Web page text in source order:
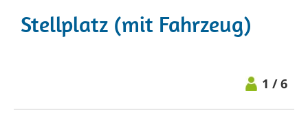
Stellplatz (mit Fahrzeug)
1 / 6